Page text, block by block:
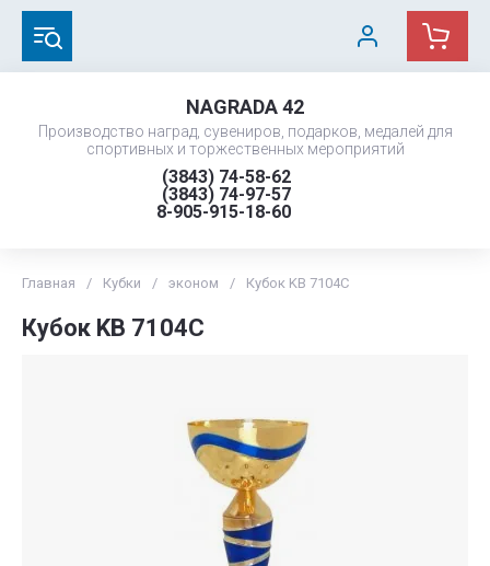
NAGRADA 42
Производство наград, сувениров, подарков, медалей для
спортивных и торжественных мероприятий
(3843) 74-58-62
(3843) 74-97-57
8-905-915-18-60
Главная / Кубки / эконом / Кубок KB 7104C
Кубок KB 7104C